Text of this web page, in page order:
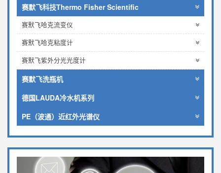
赛默飞科技Thermo Fisher Scientific
赛默飞哈克流变仪
赛默飞哈克粘度计
赛默飞紫外分光光度计
赛默飞洗瓶机
德国LAUDA冷水机系列
PE（波通）近红外光谱仪